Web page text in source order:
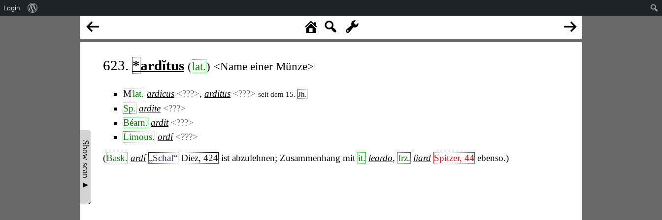
Show scan ▲
623. *ardĭtus (lat.) <Name einer Münze>
Mlat. ardicus <???>, arditus <???> seit dem 15. Jh.
Sp. ardite <???>
Béarn. ardit <???>
Limous. ordí <???>
(Bask. ardí „Schaf“ Diez, 424 ist abzulehnen; Zusammenhang mit it. leardo, frz. liard Spitzer, 44 ebenso.)
Login